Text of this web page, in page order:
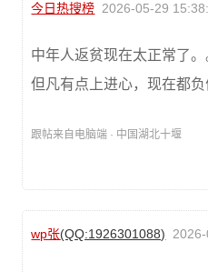
今日热搜榜 2026-05-29
中年人返贫现在太正常了。
但凡有点上进心，现在都
跟帖来自电脑端 · 中国湖北十堰
wp张(QQ:1926301088)